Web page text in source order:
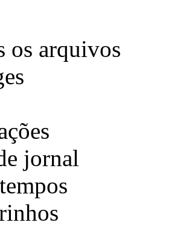
os arquivos
jornal